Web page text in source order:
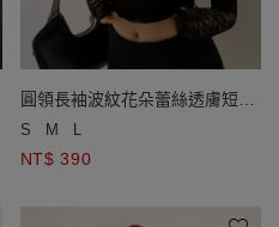
圓領長袖波紋花朵蕾絲透膚短版
上衣
S M L
NT$ 390